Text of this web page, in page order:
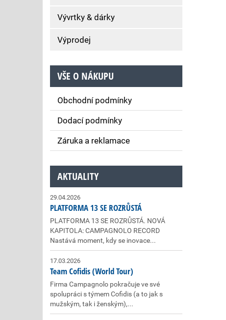
Vývrtky & dárky
Výprodej
VŠE O NÁKUPU
Obchodní podmínky
Dodací podmínky
Záruka a reklamace
AKTUALITY
29.04.2026
PLATFORMA 13 SE ROZRŮSTÁ
PLATFORMA 13 SE ROZRŮSTÁ. NOVÁ
KAPITOLA: CAMPAGNOLO RECORD
Nastává moment, kdy se inovace...
17.03.2026
Team Cofidis (World Tour)
Firma Campagnolo pokračuje ve své
spolupráci s týmem Cofidis (a to jak s
mužským, tak i ženským),...